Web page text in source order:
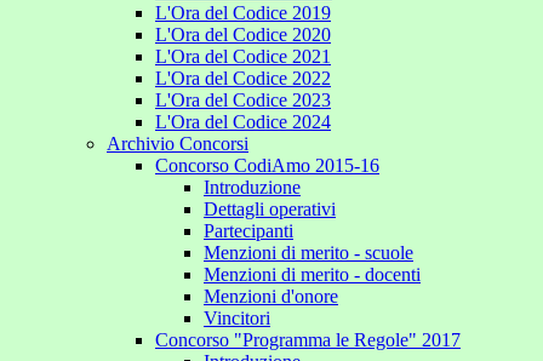
L'Ora del Codice 2019
L'Ora del Codice 2020
L'Ora del Codice 2021
L'Ora del Codice 2022
L'Ora del Codice 2023
L'Ora del Codice 2024
Archivio Concorsi
Concorso CodiAmo 2015-16
Introduzione
Dettagli operativi
Partecipanti
Menzioni di merito - scuole
Menzioni di merito - docenti
Menzioni d'onore
Vincitori
Concorso "Programma le Regole" 2017